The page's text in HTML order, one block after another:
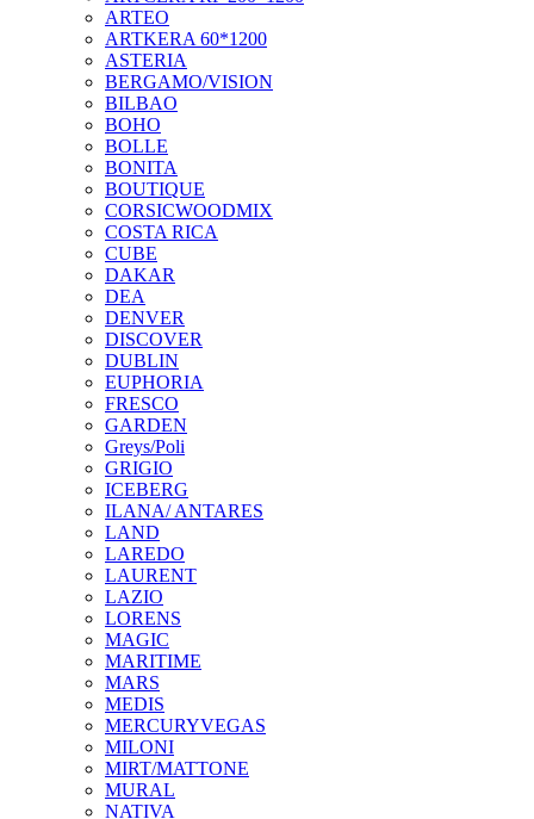
ARTEO
ARTKERA 60*1200
ASTERIA
BERGAMO/VISION
BILBAO
BOHO
BOLLE
BONITA
BOUTIQUE
CORSICWOODMIX
COSTA RICA
CUBE
DAKAR
DEA
DENVER
DISCOVER
DUBLIN
EUPHORIA
FRESCO
GARDEN
Greys/Poli
GRIGIO
ICEBERG
ILANA/ ANTARES
LAND
LAREDO
LAURENT
LAZIO
LORENS
MAGIC
MARITIME
MARS
MEDIS
MERCURYVEGAS
MILONI
MIRT/MATTONE
MURAL
NATIVA